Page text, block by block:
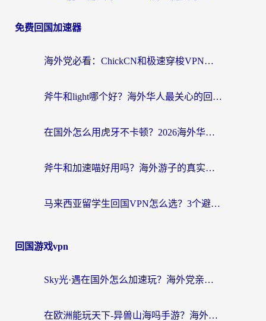
免费回国加速器
海外党必看：ChickCN和极速穿梭VPN好用吗？3招教你选对回国加速器无缝刷国内资源
斧牛和light哪个好？海外华人最关心的回国加速器选择难题，一篇讲透
在国外怎么用虎牙不卡顿？2026海外华人亲测有效的回国加速器选择指南
斧牛和加速喵好用吗？海外游子的真实选择困境
马来西亚留学生回国VPN怎么选？3个避坑点+1款实测好用的加速器推荐
回国游戏vpn
Sky光·遇在国外怎么加速玩？海外党亲测有效的国服游戏加速指南
在欧洲能玩天下-异兽山海吗手游？海外玩家的加速器生存指南